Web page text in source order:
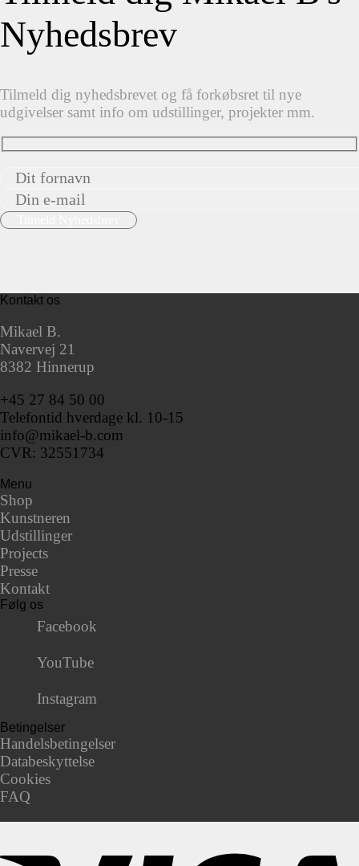
Nyhedsbrev
Tilmeld dig nyhedsbrevet og få forkøbsret til nye
udgivelser samt info om udstillinger, projekter mm.
Kontakt os
Mikael B.
Navervej 21
8382 Hinnerup
+45 27 84 50 00
Telefontid hverdage kl. 10-15
info@mikael-b.com
CVR: 32551734
Menu
Shop
Kunstneren
Udstillinger
Projects
Presse
Kontakt
Følg os
Facebook
YouTube
Instagram
Betingelser
Handelsbetingelser
Databeskyttelse
Cookies
FAQ